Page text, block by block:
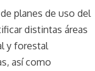
planes de uso del
distintas áreas
y forestal
así como